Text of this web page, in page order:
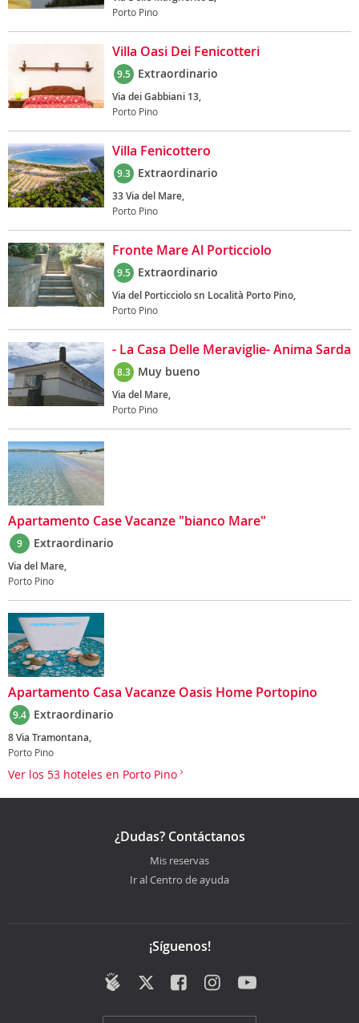
Porto Pino
Villa Oasi Dei Fenicotteri
9.5 Extraordinario
Via dei Gabbiani 13,
Porto Pino
Villa Fenicottero
9.3 Extraordinario
33 Via del Mare,
Porto Pino
Fronte Mare Al Porticciolo
9.5 Extraordinario
Via del Porticciolo sn Località Porto Pino,
Porto Pino
- La Casa Delle Meraviglie- Anima Sarda
8.3 Muy bueno
Via del Mare,
Porto Pino
Apartamento Case Vacanze "bianco Mare"
9 Extraordinario
Via del Mare,
Porto Pino
Apartamento Casa Vacanze Oasis Home Portopino
9.4 Extraordinario
8 Via Tramontana,
Porto Pino
Ver los 53 hoteles en Porto Pino
¿Dudas? Contáctanos
Mis reservas
Ir al Centro de ayuda
¡Síguenos!